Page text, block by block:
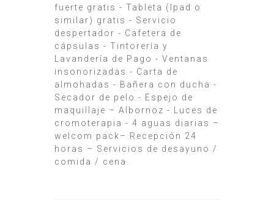
fuerte gratis - Tableta (lpad o
similar) gratis - Servicio
despertador - Cafetera de
cápsulas - Tintorería y
Lavandería de Pago - Ventanas
insonorizadas - Carta de
almohadas - Bañera con ducha -
Secador de pelo - Espejo de
maquillaje – Albornoz - Luces de
cromoterapia - 4 aguas diarias –
welcom pack– Recepción 24
horas – Servicios de desayuno /
comida / cena.